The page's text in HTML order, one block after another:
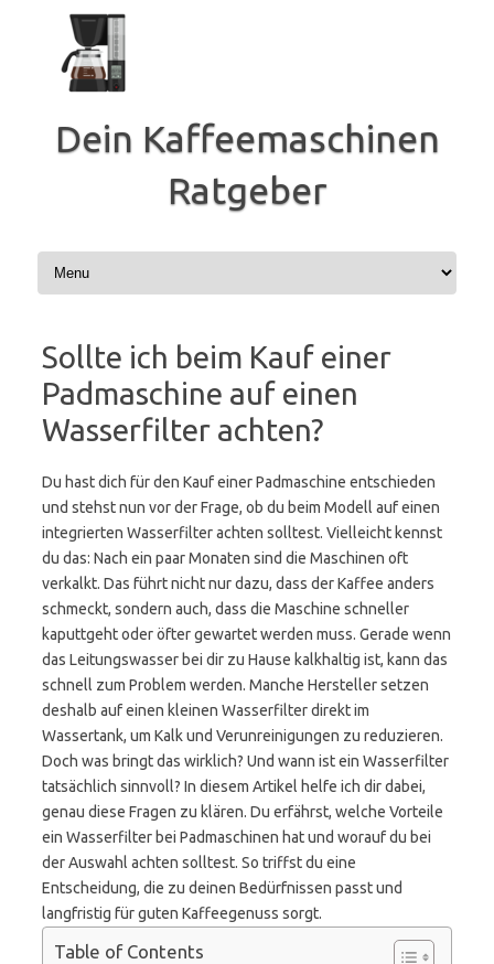
springen
Dein Kaffeemaschinen
Ratgeber
Sollte ich beim Kauf einer
Padmaschine auf einen
Wasserfilter achten?
Du hast dich für den Kauf einer Padmaschine entschieden
und stehst nun vor der Frage, ob du beim Modell auf einen
integrierten Wasserfilter achten solltest. Vielleicht kennst
du das: Nach ein paar Monaten sind die Maschinen oft
verkalkt. Das führt nicht nur dazu, dass der Kaffee anders
schmeckt, sondern auch, dass die Maschine schneller
kaputtgeht oder öfter gewartet werden muss. Gerade wenn
das Leitungswasser bei dir zu Hause kalkhaltig ist, kann das
schnell zum Problem werden. Manche Hersteller setzen
deshalb auf einen kleinen Wasserfilter direkt im
Wassertank, um Kalk und Verunreinigungen zu reduzieren.
Doch was bringt das wirklich? Und wann ist ein Wasserfilter
tatsächlich sinnvoll? In diesem Artikel helfe ich dir dabei,
genau diese Fragen zu klären. Du erfährst, welche Vorteile
ein Wasserfilter bei Padmaschinen hat und worauf du bei
der Auswahl achten solltest. So triffst du eine
Entscheidung, die zu deinen Bedürfnissen passt und
langfristig für guten Kaffeegenuss sorgt.
Table of Contents